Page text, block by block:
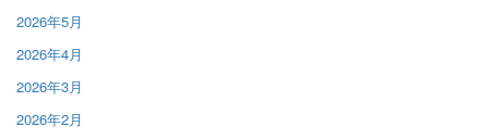
2026年5月
2026年4月
2026年3月
2026年2月